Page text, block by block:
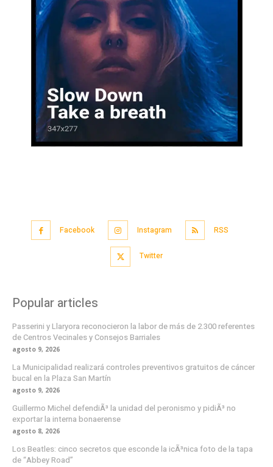
Facebook Instagram RSS
Twitter
Popular articles
Passerini y Llaryora reconocieron la labor de más de 2.300 referentes
de Centros Vecinales y Consejos Barriales
agosto 9, 2026
La Municipalidad realizará controles preventivos gratuitos de cáncer
bucal en la Plaza San Martín
agosto 9, 2026
Guillermo Michel defendiÃ³ la unidad del peronismo y pidiÃ³ no
exportar la interna bonaerense
agosto 8, 2026
Los Beatles: cinco secretos que esconde la icÃ³nica foto de la tapa
de “Abbey Road”